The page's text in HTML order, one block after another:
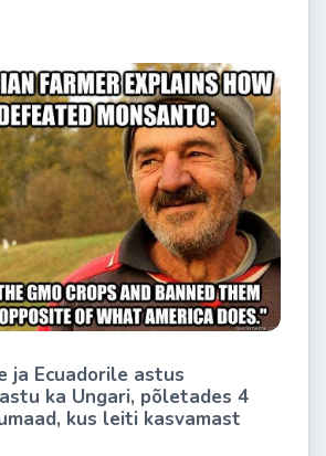
ja Ecuadorile astus
ka Ungari, põletades 4
kus leiti kasvamast